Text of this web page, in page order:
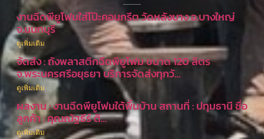
งานฉีดพียูโฟมใส่โป๊ะคอนกรีต วัดหลังบาง อ.บางใหญ่
จ.นนทบุรี
ดูเพิ่มเติม
จัดส่ง : ถังพลาสติกฉีดพียูโฟม ขนาด 120 ลิตร
จ.พระนครศรีอยุธยา บริการจัดส่งทุกวั…
ดูเพิ่มเติม
ผลงาน : งานฉีดพียูโฟมใต้พื้นบ้าน สถานที่ : ปทุมธานี ชื่อ
ลูกค้า : คุณณัฐธีร์ ติ…
ดูเพิ่มเติม